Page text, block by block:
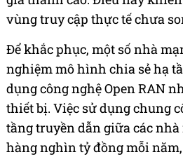
vùng truy cập thực tế chưa
Để khắc phục, một số nhà
nghiệm mô hình chia sẻ hạ
dụng công nghệ Open RAN
thiết bị. Việc sử dụng chung
tầng truyền dẫn giữa các
hàng nghìn tỷ đồng mỗi